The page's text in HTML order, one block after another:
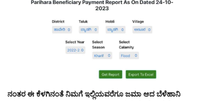
ನಂತರ ಈ ಕೆಳಗಿನಂತೆ ನಿಮಗೆ ಇಲ್ಲಿಯವರೆಗೂ ಜಮಾ ಆದ ಬೆಳೆಹಾನಿ